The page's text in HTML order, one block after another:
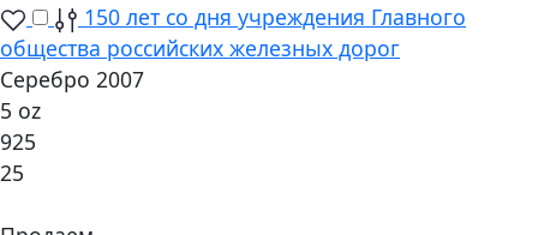
150 лет со дня учреждения Главного
общества российских железных дорог
Серебро 2007
5 oz
925
25